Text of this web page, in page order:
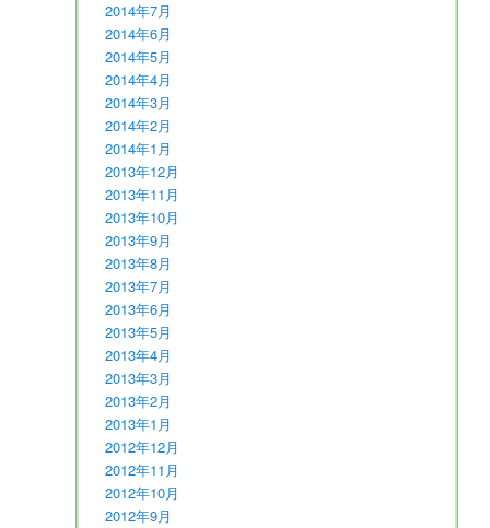
2014年7月
2014年6月
2014年5月
2014年4月
2014年3月
2014年2月
2014年1月
2013年12月
2013年11月
2013年10月
2013年9月
2013年8月
2013年7月
2013年6月
2013年5月
2013年4月
2013年3月
2013年2月
2013年1月
2012年12月
2012年11月
2012年10月
2012年9月